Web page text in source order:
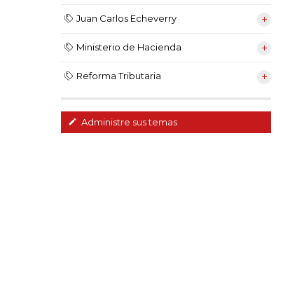
Juan Carlos Echeverry
Ministerio de Hacienda
Reforma Tributaria
Administre sus temas